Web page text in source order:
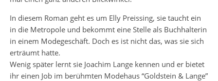
In diesem Roman geht es um Elly Preissing, sie taucht ein
in die Metropole und bekommt eine Stelle als Buchhalterin
in einem Modegeschäft. Doch es ist nicht das, was sie sich
erträumt hatte.
Wenig später lernt sie Joachim Lange kennen und er bietet
ihr einen Job im berühmten Modehaus “Goldstein & Lange”